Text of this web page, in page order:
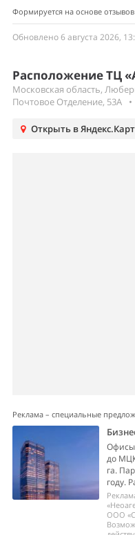
Формируется на основе
Обновлено 6 августа 2026,
Расположение ТЦ
Московская область,
Почтовое Отделение, 53А
•
Открыть в
Реклама – специальные
Офисы
до
га.
году.
ООО